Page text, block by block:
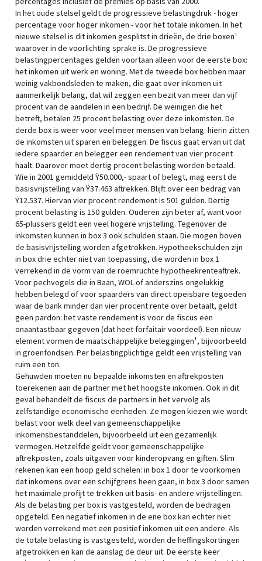
In het oude stelsel geldt de progressieve belastingdruk - hoger
percentage voor hoger inkomen - voor het totale inkomen. In het
nieuwe stelsel is dit inkomen gesplitst in drieën, de drie boxen¹
waarover in de voorlichting sprake is. De progressieve
belastingpercentages gelden voortaan alleen voor de eerste box:
het inkomen uit werk en woning. Met de tweede box hebben maar
weinig vakbondsleden te maken, die gaat over inkomen uit
aanmerkelijk belang, dat wil zeggen een bezit van meer dan vijf
procent van de aandelen in een bedrijf. De weinigen die het
betreft, betalen 25 procent belasting over deze inkomsten. De
derde box is weer voor veel meer mensen van belang: hierin zitten
de inkomsten uit sparen en beleggen. De fiscus gaat ervan uit dat
iedere spaarder en belegger een rendement van vier procent
haalt. Daarover moet dertig procent belasting worden betaald.
Wie in 2001 gemiddeld Ÿ50.000,- spaart of belegt, mag eerst de
basisvrijstelling van Ÿ37.463 aftrekken. Blijft over een bedrag van
Ÿ12.537. Hiervan vier procent rendement is 501 gulden. Dertig
procent belasting is 150 gulden. Ouderen zijn beter af, want voor
65-plussers geldt een veel hogere vrijstelling. Tegenover de
inkomsten kunnen in box 3 ook schulden staan. Die mogen boven
de basisvrijstelling worden afgetrokken. Hypotheekschulden zijn
in box drie echter niet van toepassing, die worden in box 1
verrekend in de vorm van de roemruchte hypotheekrenteaftrek.
Voor pechvogels die in Baan, WOL of anderszins ongelukkig
hebben belegd of voor spaarders van direct opeisbare tegoeden
waar de bank minder dan vier procent rente over betaalt, geldt
geen pardon: het vaste rendement is voor de fiscus een
onaantastbaar gegeven (dat heet forfaitair voordeel). Een nieuw
element vormen de maatschappelijke beleggingen¹, bijvoorbeeld
in groenfondsen. Per belastingplichtige geldt een vrijstelling van
ruim een ton.
Gehuwden moeten nu bepaalde inkomsten en aftrekposten
toerekenen aan de partner met het hoogste inkomen. Ook in dit
geval behandelt de fiscus de partners in het vervolg als
zelfstandige economische eenheden. Ze mogen kiezen wie wordt
belast voor welk deel van gemeenschappelijke
inkomensbestanddelen, bijvoorbeeld uit een gezamenlijk
vermogen. Hetzelfde geldt voor gemeenschappelijke
aftrekposten, zoals uitgaven voor kinderopvang en giften. Slim
rekenen kan een hoop geld schelen: in box 1 door te voorkomen
dat inkomens over een schijfgrens heen gaan, in box 3 door samen
het maximale profijt te trekken uit basis- en andere vrijstellingen.
Als de belasting per box is vastgesteld, worden de bedragen
opgeteld. Een negatief inkomen in de ene box kan echter niet
worden verrekend met een positief inkomen uit een andere. Als
de totale belasting is vastgesteld, worden de heffingskortingen
afgetrokken en kan de aanslag de deur uit. De eerste keer